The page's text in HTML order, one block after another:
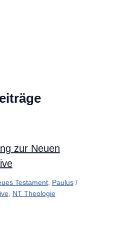
zur Neuen
Testament, Paulus/
, NT Theologie